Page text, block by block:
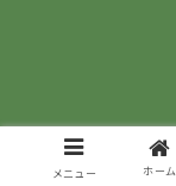
メニュー ホーム